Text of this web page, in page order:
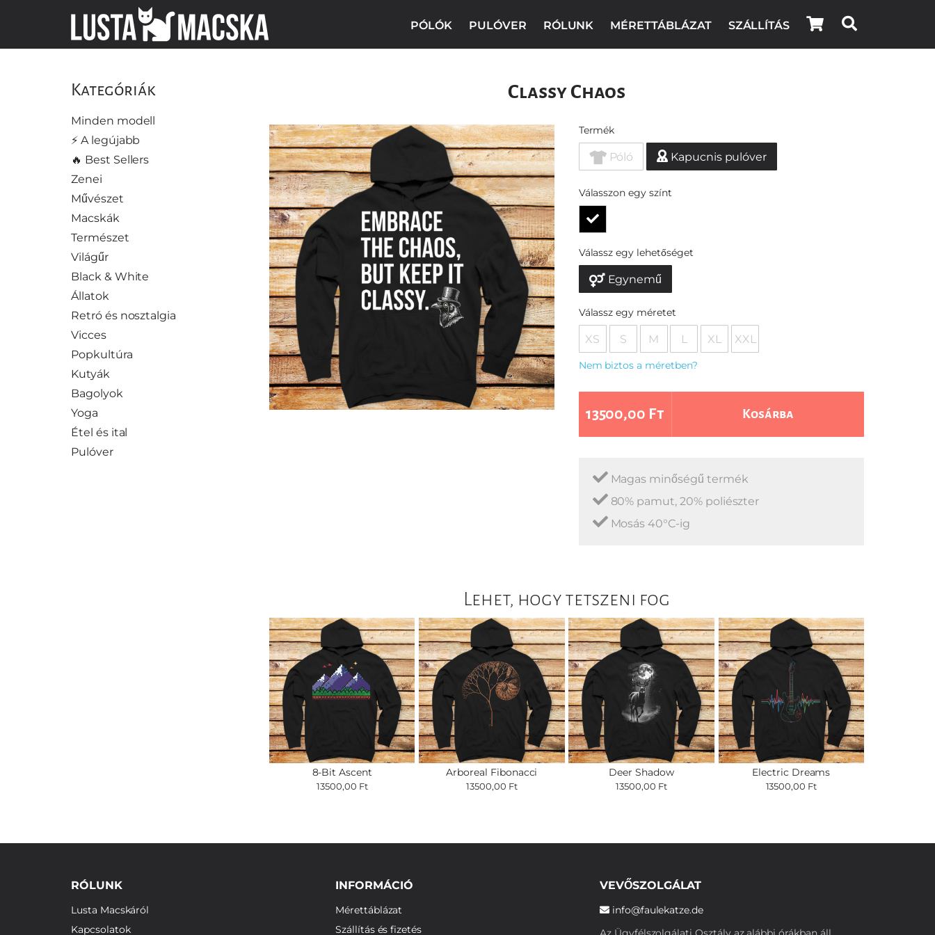
PÓLÓK PULÓVER RÓLUNK MÉRETTÁBLÁZAT SZÁLLÍTÁS
Kategóriák
Minden modell
⚡️ A legújabb
🔥 Best Sellers
Zenei
Művészet
Macskák
Természet
Világűr
Black & White
Állatok
Retró és nosztalgia
Vicces
Popkultúra
Kutyák
Bagolyok
Yoga
Étel és ital
Pulóver
Classy Chaos
Termék
Póló Kapucnis pulóver
Válasszon egy színt
Válassz egy lehetőséget
Egynemű
Válassz egy méretet
XS S M L XL XXL
Nem biztos a méretben?
13500,00 Ft Kosárba
Magas minőségű termék
80% pamut, 20% poliészter
Mosás 40°C-ig
Lehet, hogy tetszeni fog
8-Bit Ascent
13500,00 Ft
Arboreal Fibonacci
13500,00 Ft
Deer Shadow
13500,00 Ft
Electric Dreams
13500,00 Ft
RÓLUNK
Lusta Macskáról
Kapcsolatok
INFORMÁCIÓ
Mérettáblázat
Szállítás és fizetés
VEVŐSZOLGÁLAT
info@faulekatze.de